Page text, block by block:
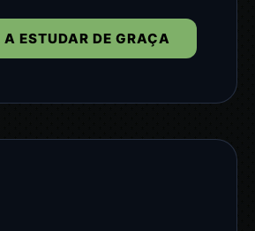
ESTUDAR DE GRAÇA